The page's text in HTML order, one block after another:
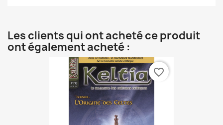
Les clients qui ont acheté ce produit
ont également acheté :
favorite_border